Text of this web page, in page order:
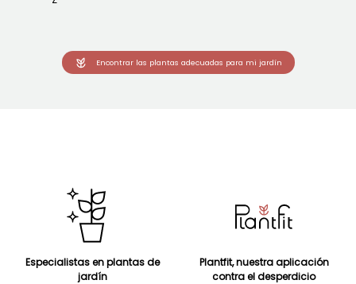
Encontrar las plantas adecuadas para mi jardín
Especialistas en plantas de
jardín
Plantfit, nuestra aplicación
contra el desperdicio